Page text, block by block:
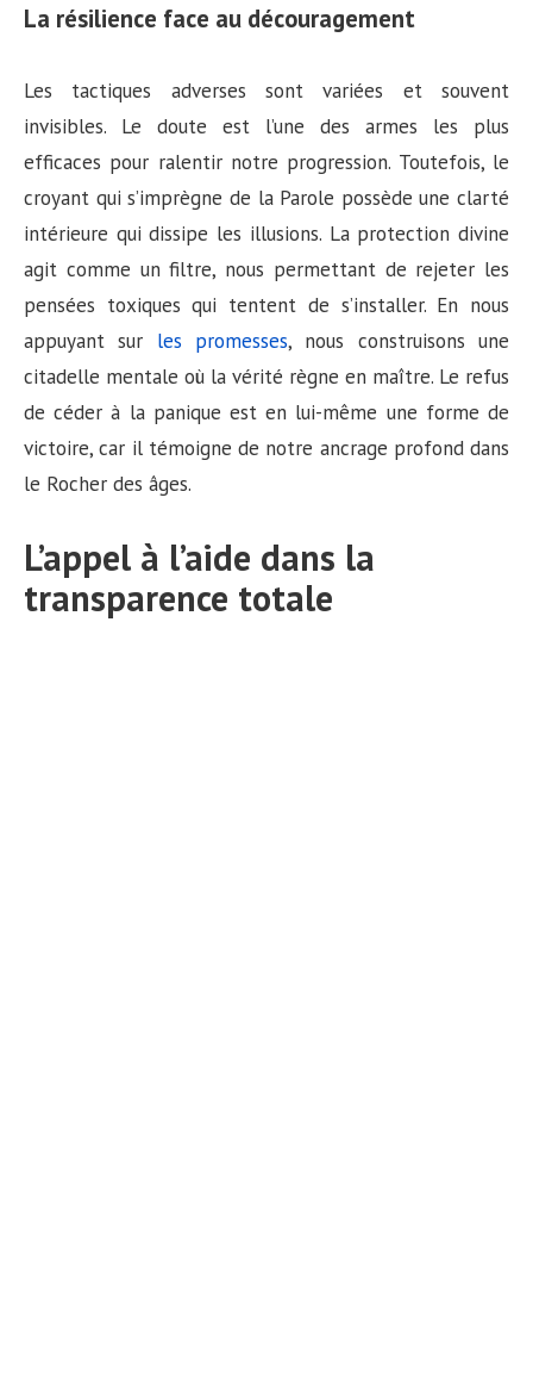
La résilience face au découragement
Les tactiques adverses sont variées et souvent
invisibles. Le doute est l’une des armes les plus
efficaces pour ralentir notre progression. Toutefois, le
croyant qui s’imprègne de la Parole possède une clarté
intérieure qui dissipe les illusions. La protection divine
agit comme un filtre, nous permettant de rejeter les
pensées toxiques qui tentent de s’installer. En nous
appuyant sur les promesses, nous construisons une
citadelle mentale où la vérité règne en maître. Le refus
de céder à la panique est en lui-même une forme de
victoire, car il témoigne de notre ancrage profond dans
le Rocher des âges.
L’appel à l’aide dans la
transparence totale